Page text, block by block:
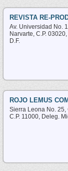
REVISTA RE-
Av. Universidad No.
Narvarte, C.P.
D.F.
ROJO LEMUS
Sierra Leona No.
C.P. 11000, Deleg.